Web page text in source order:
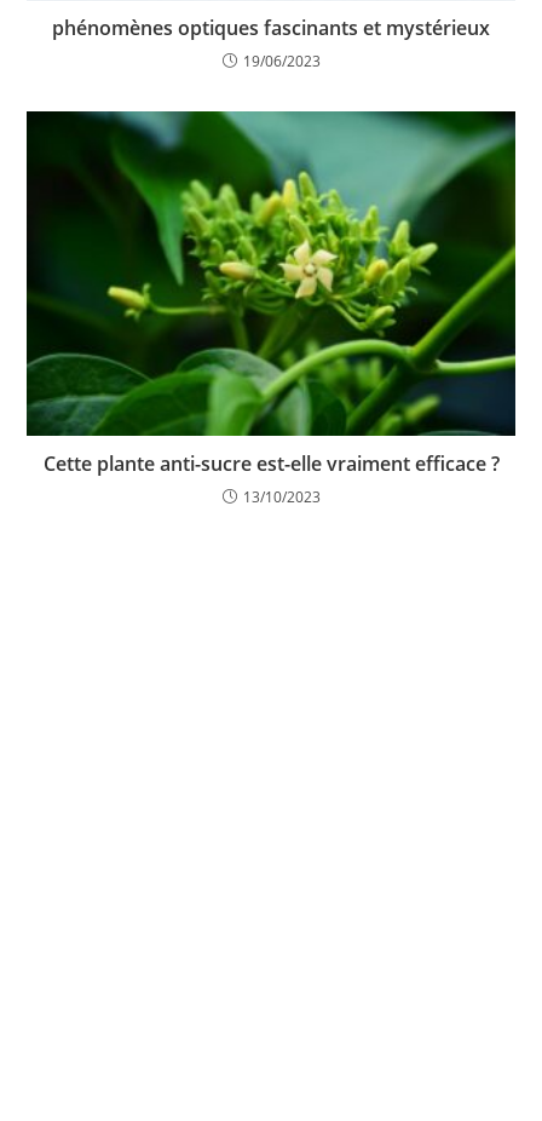
phénomènes optiques fascinants et mystérieux
19/06/2023
Cette plante anti-sucre est-elle vraiment efficace ?
13/10/2023